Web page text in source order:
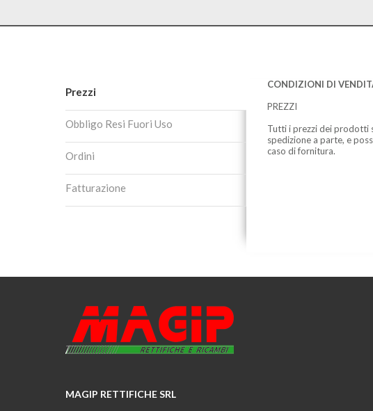
Prezzi
Obbligo Resi Fuori Uso
Ordini
Fatturazione
CONDIZIONI DI
PREZZI
Tutti i prezzi dei prodotti
spedizione a parte, e
caso di fornitura.
MAGIP RETTIFICHE SRL